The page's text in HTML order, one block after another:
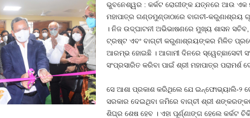
ଭୁବନେଶ୍ୱର : କର୍କଟ ରୋଗୀଙ୍କ ଯତ୍ନରେ ଆଉ
ମହାପାତ୍ର ଗଣ୍ଡମୁଣ୍ଡାଠାରେ ବାଗଚୀ-
। ନିଜ ଉଦ୍ଘାଟନୀ ଅଭିଭାଷଣରେ ମୁଖ୍ୟ ଶାସନ
ଟ୍ରଷ୍ଟ ଏବଂ ବାଗ୍ଚୀ କରୁଣାଶ୍ରୟଙ୍କର ମିଳିତ
ଆରମ୍ଭ ହୋଇଛି । ଆଗାମୀ ଦିନରେ ସ୍ୱେଚ୍ଛାସେବୀ
ସଂପ୍ରସାରିତ କରିବା ପାଇଁ ଶ୍ରୀ ମହାପାତ୍ର ପରାମର୍ଶ
ସେ ଆଶା ପ୍ରକାଶ କରିଥିଲେ ଯେ ଇନ୍ଫୋଭ୍ୟାଲି-୨
ସରକାର ଦେଇଥିବା ଜମିରେ ବାଗ୍ଚୀ ଶ୍ରୀ
ଶିଘ୍ର ଶେଷ ହେବ । ଏହା ପୂର୍ଣ୍ଣାଙ୍ଗ ହେଲେ